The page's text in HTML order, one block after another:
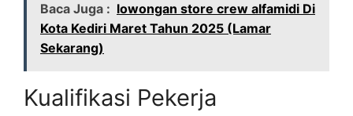
Baca Juga : lowongan store crew alfamidi Di
Kota Kediri Maret Tahun 2025 (Lamar
Sekarang)
Kualifikasi Pekerja